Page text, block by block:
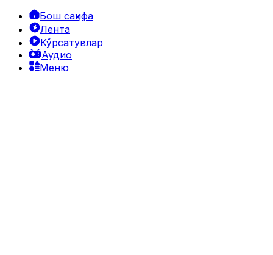
Бош саҳифа
Лента
Кўрсатувлар
Аудио
Меню